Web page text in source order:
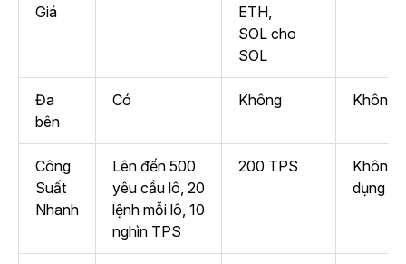
Giá
ETH,
SOL cho
SOL
Đa
bên
Có Không Không
Công
Suất
Nhanh
Lên đến 500
yêu cầu lô, 20
lệnh mỗi lô, 10
nghìn TPS
200 TPS
Không
dụng